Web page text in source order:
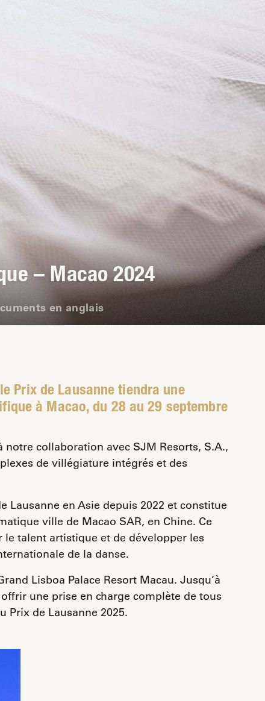
– Macao 2024
en anglais
Prix de Lausanne tiendra une
à Macao, du 28 au 29 septembre
collaboration avec SJM Resorts, S.A.,
de villégiature intégrés et des
Lausanne en Asie depuis 2022 et constitue
ville de Macao SAR, en Chine. Ce
talent artistique et de développer les
de la danse.
Lisboa Palace Resort Macau. Jusqu’à
une prise en charge complète de tous
Prix de Lausanne 2025.